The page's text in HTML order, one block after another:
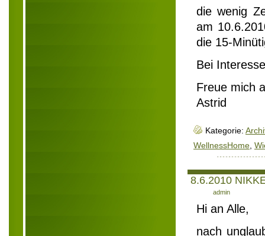
die wenig
am
die 15-
Bei
Freue mich
Astrid
Kategorie:
WellnessHome,
8.6.2010
admin
Hi an Alle,
nach